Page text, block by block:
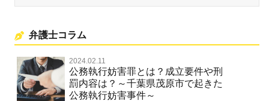
弁護士コラム
2024.02.11
公務執行妨害罪とは？成立要件や刑
罰内容は？～千葉県茂原市で起きた
公務執行妨害事件～